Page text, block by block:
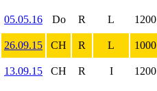
05.05.16 Do R L 1200
26.09.15 CH R L 1000
13.09.15 CH R I 1200